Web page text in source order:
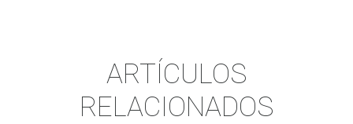
ARTÍCULOS
RELACIONADOS